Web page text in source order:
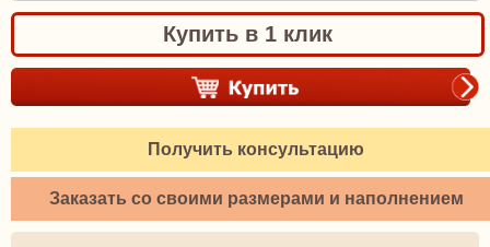
Купить в 1 клик
Получить консультацию
Заказать со своими размерами и наполнением